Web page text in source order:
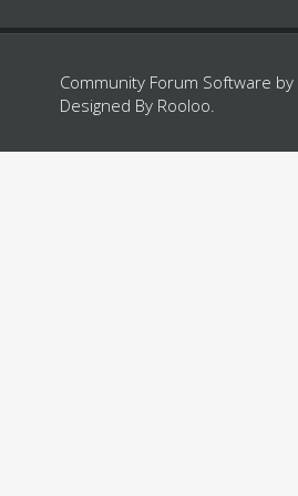
Community Forum Software by
Designed By Rooloo.